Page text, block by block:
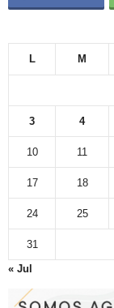
L M
3 4
10 11
17 18
24 25
31
« Jul